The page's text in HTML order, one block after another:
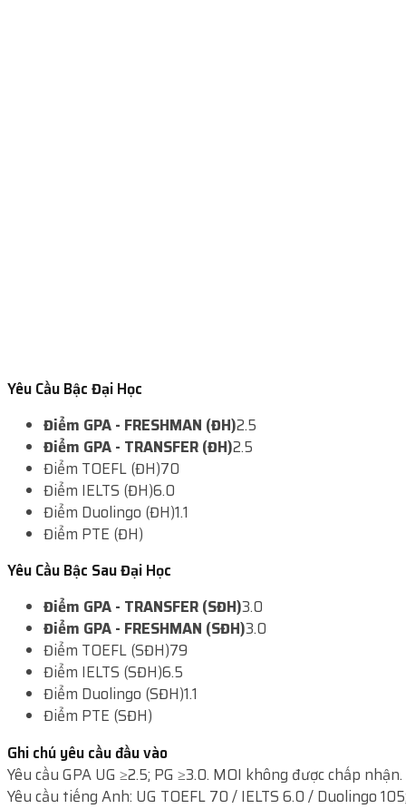
Yêu Cầu Bậc Đại Học
Điểm GPA - FRESHMAN (ĐH)2.5
Điểm GPA - TRANSFER (ĐH)2.5
Điểm TOEFL (ĐH)70
Điểm IELTS (ĐH)6.0
Điểm Duolingo (ĐH)1.1
Điểm PTE (ĐH)
Yêu Cầu Bậc Sau Đại Học
Điểm GPA - TRANSFER (SĐH)3.0
Điểm GPA - FRESHMAN (SĐH)3.0
Điểm TOEFL (SĐH)79
Điểm IELTS (SĐH)6.5
Điểm Duolingo (SĐH)1.1
Điểm PTE (SĐH)
Ghi chú yêu cầu đầu vào
Yêu cầu GPA UG ≥2.5; PG ≥3.0. MOI không được chấp nhận.
Yêu cầu tiếng Anh: UG TOEFL 70 / IELTS 6.0 / Duolingo